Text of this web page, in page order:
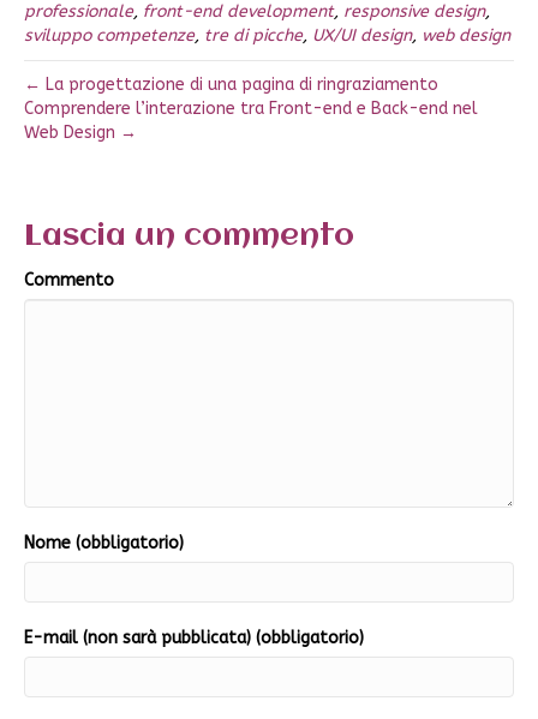
professionale, front-end development, responsive design,
sviluppo competenze, tre di picche, UX/UI design, web design
← La progettazione di una pagina di ringraziamento
Comprendere l’interazione tra Front-end e Back-end nel
Web Design →
Lascia un commento
Commento
Nome (obbligatorio)
E-mail (non sarà pubblicata) (obbligatorio)